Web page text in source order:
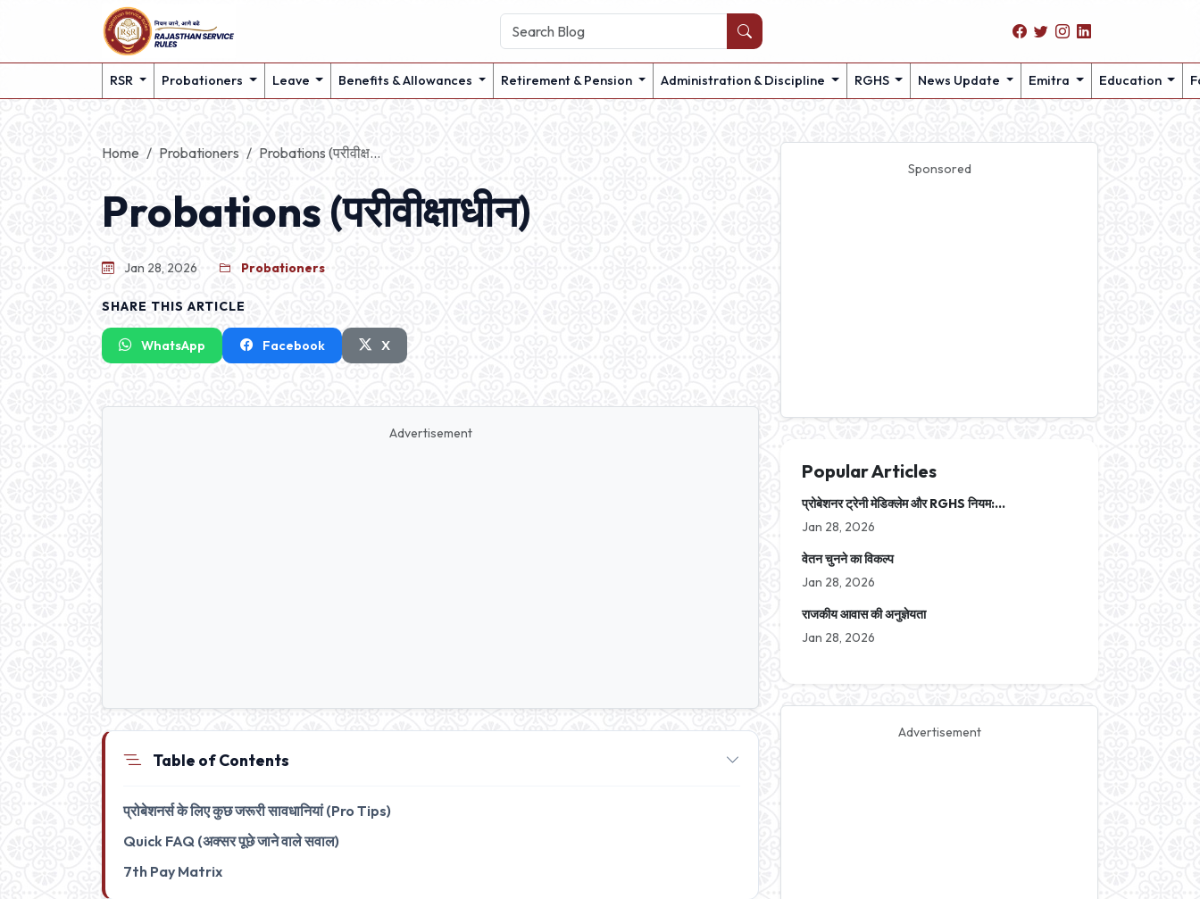
RSR Probationers Leave Benefits & Allowances Retirement & Pension Administration & Discipline RGHS News Update Emitra Education
Home Probationers Probations (परीवीक्ष...
Probations (परीवीक्षाधीन)
Jan 28, 2026 Probationers
SHARE THIS ARTICLE
WhatsApp Facebook X
Advertisement
Table of Contents
प्रोबेशनर्स के लिए कुछ जरूरी सावधानियां (Pro Tips)
Quick FAQ (अक्सर पूछे जाने वाले सवाल)
7th Pay Matrix
Sponsored
Popular Articles
प्रोबेशनर ट्रेनी मेडिक्लेम और RGHS नियम:...
Jan 28, 2026
वेतन चुनने का विकल्प
Jan 28, 2026
राजकीय आवास की अनुज्ञेयता
Jan 28, 2026
Advertisement